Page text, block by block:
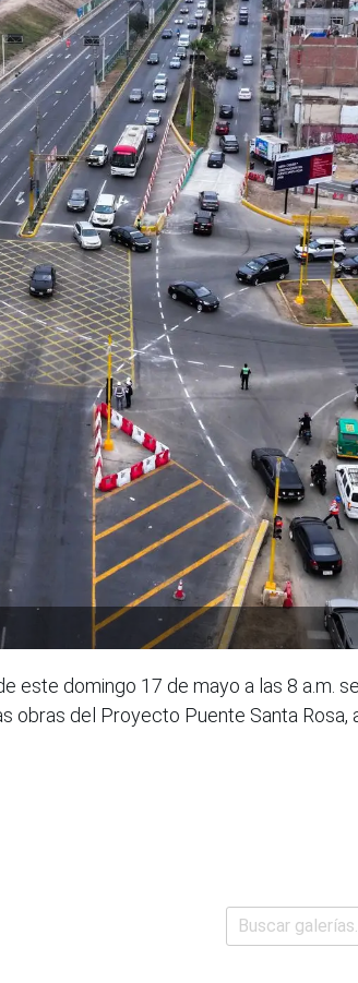
este domingo 17 de mayo a las 8 a.m.
obras del Proyecto Puente Santa